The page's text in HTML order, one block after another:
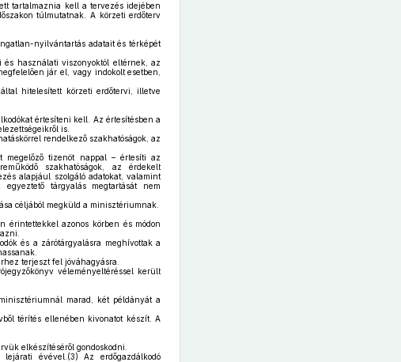
tartalmaznia kell a tervezés idejében
túlmutatnak. A körzeti erdőterv
nyilvántartás adatait és térképét
használati viszonyoktól eltérnek, az
jár el, vagy indokolt esetben,
hitelesített körzeti erdőtervi, illetve
értesíteni kell. Az értesítésben a
is.
rendelkező szakhatóságok, az
megelőző tizenöt nappal – értesíti az
szakhatóságok, az érdekelt
alapjául szolgáló adatokat, valamint
tárgyalás megtartását nem
céljából megküld a minisztériumnak.
érintettekkel azonos körben és módon
és a zárótárgyalásra meghívottak a
terjeszt fel jóváhagyásra.
véleményeltéréssel került
marad, két példányát a
térítés ellenében kivonatot készít. A
elkészítéséről gondoskodni.
évével.(3) Az erdőgazdálkodó